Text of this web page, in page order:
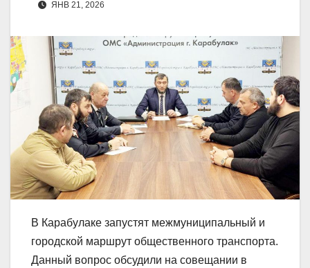
ЯНВ 21, 2026
В Карабулаке запустят межмуниципальный и
городской маршрут общественного транспорта.
Данный вопрос обсудили на совещании в